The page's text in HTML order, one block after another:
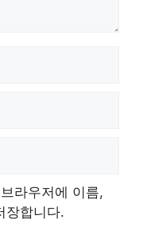
라우저에 이름,
장합니다.